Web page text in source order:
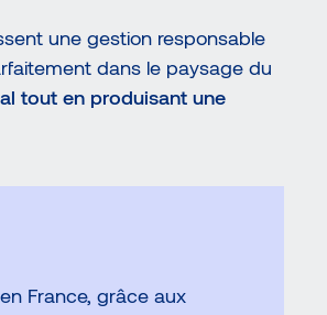
une gestion responsable
dans le paysage du
tout en produisant une
France, grâce aux